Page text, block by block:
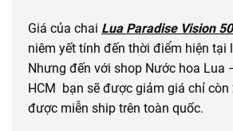
Giá của chai Lua Paradise Vision
niêm yết tính đến thời điểm hiện tại
Nhưng đến với shop Nước hoa Lua
HCM bạn sẽ được giảm giá chỉ còn
được miễn ship trên toàn quốc.